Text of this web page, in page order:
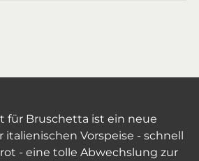
für Bruschetta ist ein neue
Vorspeise - schnell
- eine tolle Abwechslung zur